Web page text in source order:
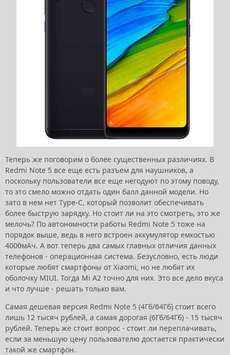
Теперь же поговорим о более существенных различиях. В
Redmi Note 5 все еще есть разъем для наушников, а
поскольку пользователи все еще негодуют по этому поводу,
то это смело можно отдать один балл данной модели. Но
зато в нем нет Type-C, который позволит обеспечивать
более быструю зарядку. Но стоит ли на это смотреть, это же
мелочь? По автономности работы Redmi Note 5 тоже на
порядок выше, ведь в него встроен аккумулятор емкостью
4000мАч. А вот теперь два самых главных отличия данных
телефонов - операционная система. Безусловно, есть люди
которые любят смартфоны от Xiaomi, но не любят их
оболочку MIUI. Тогда Mi A2 точно для них. Это все дело вкуса
и что лучше - решать только вам.
Самая дешевая версия Redmi Note 5 (4Гб/64Гб) стоит всего
лишь 12 тысяч рублей, а самая дорогая (6Гб/64Гб) - 15 тысяч
рублей. Теперь же стоит вопрос - стоит ли переплачивать,
если за меньшую цену пользователю достается практически
такой же смартфон.